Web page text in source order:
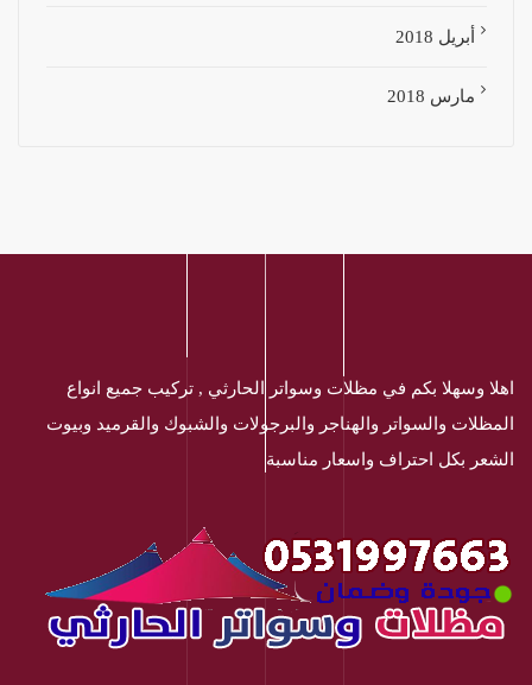
أبريل 2018
مارس 2018
اهلا وسهلا بكم في مظلات وسواتر الحارثي , تركيب جميع انواع
المظلات والسواتر والهناجر والبرجولات والشبوك والقرميد وبيوت
الشعر بكل احتراف واسعار مناسبة